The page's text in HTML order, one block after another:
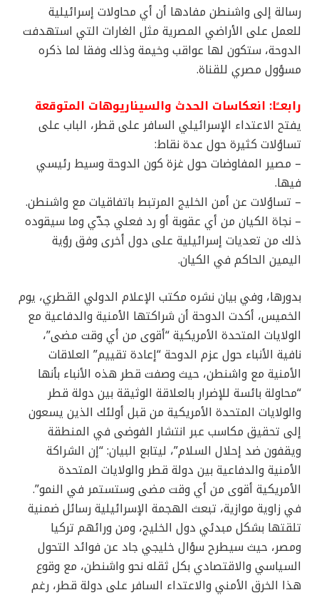
رسالة إلى واشنطن مفادها أن أي محاولات إسرائيلية
للعمل على الأراضي المصرية مثل الغارات التي استهدفت
الدوحة، ستكون لها عواقب وخيمة وذلك وفقا لما ذكره
مسؤول مصري للقناة.
رابعــًا: انعكاسات الحدث والسيناريوهات المتوقعة
يفتح الاعتداء الإسرائيلي السافر على قطر، الباب على
تساؤلات كثيرة حول عدة نقاط:
– مصير المفاوضات حول غزة كون الدوحة وسيط رئيسي
فيها.
– تساؤلات عن أمن الخليج المرتبط باتفاقيات مع واشنطن.
– نجاة الكيان من أي عقوبة أو رد فعلي جدّي وما سيقوده
ذلك من تعديات إسرائيلية على دول أخرى وفق رؤية
اليمين الحاكم في الكيان.
بدورها، وفي بيان نشره مكتب الإعلام الدولي القطري، يوم
الخميس، أكدت الدوحة أن شراكتها الأمنية والدفاعية مع
الولايات المتحدة الأمريكية “أقوى من أي وقت مضى”،
نافية الأنباء حول عزم الدوحة “إعادة تقييم” العلاقات
الأمنية مع واشنطن، حيث وصفت قطر هذه الأنباء بأنها
“محاولة بائسة للإضرار بالعلاقة الوثيقة بين دولة قطر
والولايات المتحدة الأمريكية من قبل أولئك الذين يسعون
إلى تحقيق مكاسب عبر انتشار الفوضى في المنطقة
ويقفون ضد إحلال السلام”، ليتابع البيان: “إن الشراكة
الأمنية والدفاعية بين دولة قطر والولايات المتحدة
الأمريكية أقوى من أي وقت مضى وستستمر في النمو”.
في زاوية موازية، تبعث الهجمة الإسرائيلية رسائل ضمنية
تلقتها بشكل مبدئي دول الخليج، ومن ورائهم تركيا
ومصر، حيث سيطرح سؤال خليجي جاد عن فوائد التحول
السياسي والاقتصادي بكل ثقله نحو واشنطن، مع وقوع
هذا الخرق الأمني والاعتداء السافر على دولة قطر، رغم